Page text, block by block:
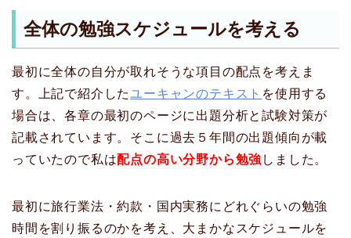
全体の勉強スケジュールを考える
最初に全体の自分が取れそうな項目の配点を考えま
す。上記で紹介したユーキャンのテキスト を使用する
場合は、各章の最初のページに出題分析と試験対策が
記載されています。そこに過去５年間の出題傾向が載
っていたので私は配点の高い分野から勉強 しました。
最初に旅行業法・約款・国内実務にどれぐらいの勉強
時間を割り振るのかを考え、大まかなスケジュールを